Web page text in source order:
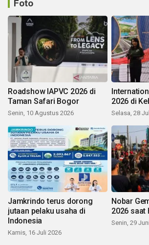
Foto
Roadshow IAPVC 2026 di
Taman Safari Bogor
Senin, 10 Agustus 2026
2026 di
Selasa, 28
Jamkrindo terus dorong
jutaan pelaku usaha di
Indonesia
Kamis, 16 Juli 2026
Nobar
2026 saat
Senin, 29